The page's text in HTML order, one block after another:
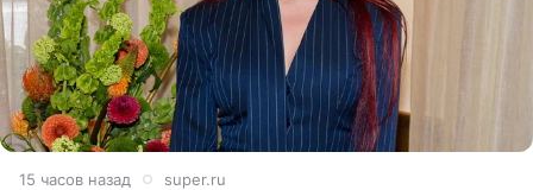
15 часов назад super.ru